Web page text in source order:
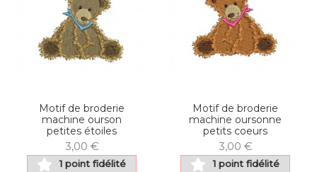
Motif de broderie
machine ourson
petites étoiles
3,00 €
1 point fidélité
Motif de broderie
machine oursonne
petits coeurs
3,00 €
1 point fidélité